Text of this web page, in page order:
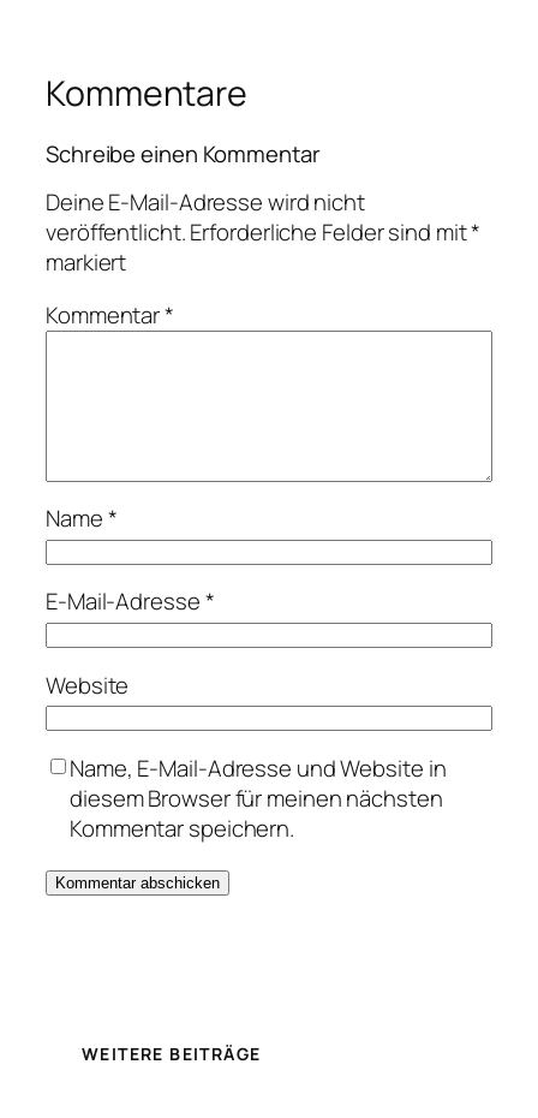
Kommentare
Schreibe einen Kommentar
Deine E-Mail-Adresse wird nicht
veröffentlicht.Erforderliche Felder sind mit*
markiert
Kommentar*
Name*
E-Mail-Adresse*
Website
Name, E-Mail-Adresse und Website in
diesem Browser für meinen nächsten
Kommentar speichern.
WEITERE BEITRÄGE